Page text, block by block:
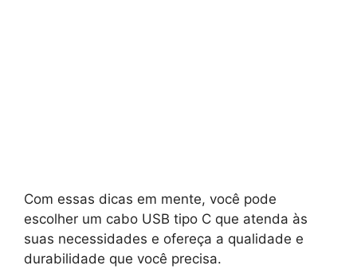
Com essas dicas em mente, você pode
escolher um cabo USB tipo C que atenda às
suas necessidades e ofereça a qualidade e
durabilidade que você precisa.